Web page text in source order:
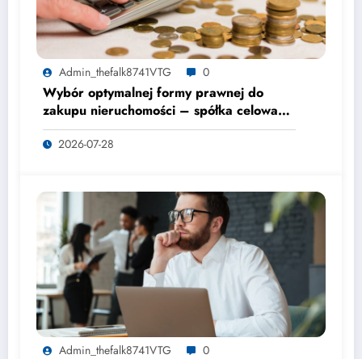
Admin_thefalk8741VTG 0
Wybór optymalnej formy prawnej do
zakupu nieruchomości – spółka celowa
czy osoba fizyczna?
2026-07-28
Admin_thefalk8741VTG 0